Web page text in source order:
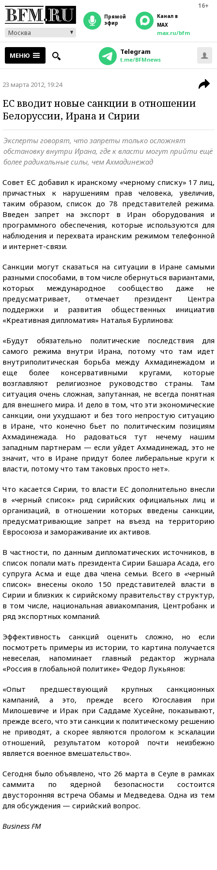
16+
Москва
прямой
эфир
Канал в
MAX
max.ru/bfm
МЕНЮ Telegram
t.me/BFMnews
23 марта 2012, 19:24
ЕC вводит новые санкции в отношении
Белоруссии, Ирана и Сирии
Эксперты говорят, что запреты только осложнят
обстановку внутри Ирана, где к власти могут прийти ещё
более радикальные силы, чем Ахмадинежад
Совет ЕС добавил к иранскому «черному списку» 17 лиц,
причастных к нарушениям прав человека, увеличив,
таким образом, список до 78 представителей режима.
Введен запрет на экспорт в Иран оборудования и
программного обеспечения, которые используются для
наблюдения и перехвата иранским режимом телефонной
и интернет-связи.
Санкции могут сказаться на ситуации в Иране самыми
разными способами, в том числе обернуться вариантами,
которых международное сообщество даже не
предусматривает, отмечает президент Центра
поддержки и развития общественных инициатив
«Креативная дипломатия» Наталья Бурлинова:
«Будут обязательно политические последствия для
самого режима внутри Ирана, потому что там идет
внутриполитическая борьба между Ахмадинежадом и
еще более консервативными кругами, которые
возглавляют религиозное руководство страны. Там
ситуация очень сложная, запутанная, не всегда понятная
для внешнего мира. И дело в том, что эти экономические
санкции, они ухудшают и без того непростую ситуацию
в Иране, что конечно бьет по политическим позициям
Ахмадинежада. Но радоваться тут нечему нашим
западным партнерам — если уйдет Ахмадинежад, это не
значит, что в Иране придут более либеральные круги к
власти, потому что там таковых просто нет».
Что касается Сирии, то власти ЕС дополнительно внесли
в «черный список» ряд сирийских официальных лиц и
организаций, в отношении которых введены санкции,
предусматривающие запрет на въезд на территорию
Евросоюза и замораживание их активов.
В частности, по данным дипломатических источников, в
список попали мать президента Сирии Башара Асада, его
супруга Асма и еще два члена семьи. Всего в «черный
список» внесены около 150 представителей власти в
Сирии и близких к сирийскому правительству структур,
в том числе, национальная авиакомпания, Центробанк и
ряд экспортных компаний.
Эффективность санкций оценить сложно, но если
посмотреть примеры из истории, то картина получается
невеселая, напоминает главный редактор журнала
«Россия в глобальной политике» Федор Лукьянов:
«Опыт предшествующий крупных санкционных
кампаний, а это, прежде всего Югославия при
Милошевиче и Ирак при Саддаме Хусейне, показывают,
прежде всего, что эти санкции к политическому решению
не приводят, а скорее являются прологом к эскалации
отношений, результатом которой почти неизбежно
является военное вмешательство».
Сегодня было объявлено, что 26 марта в Сеуле в рамках
саммита по ядерной безопасности состоится
двусторонняя встреча Обамы и Медведева. Одна из тем
для обсуждения — сирийский вопрос.
Business FM